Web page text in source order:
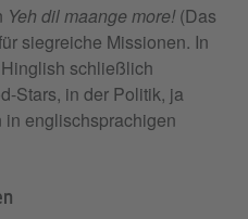
Yeh dil maange more!(Das
siegreiche Missionen. In
schließlich
Stars, in der Politik, ja
englischsprachigen